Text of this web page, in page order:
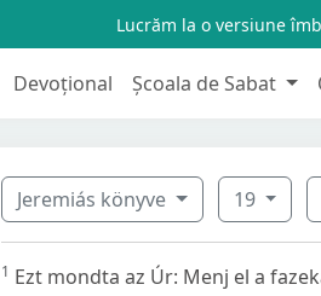
Lucrăm la o versiune
Devoțional Școala de Sabat
Jeremiás könyve 19
1 Ezt mondta az Úr: Menj el a